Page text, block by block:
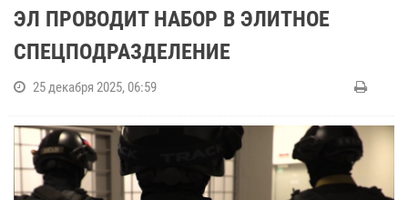
ЭЛ ПРОВОДИТ НАБОР В ЭЛИТНОЕ
СПЕЦПОДРАЗДЕЛЕНИЕ
25 декабря 2025, 06:59